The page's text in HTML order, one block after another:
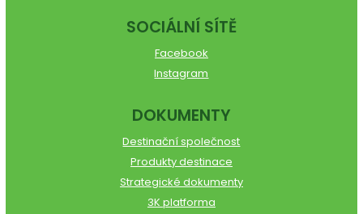
SOCIÁLNÍ SÍTĚ
Facebook
Instagram
DOKUMENTY
Destinační společnost
Produkty destinace
Strategické dokumenty
3K platforma